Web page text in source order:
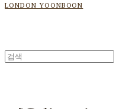
LONDON YOONBOON